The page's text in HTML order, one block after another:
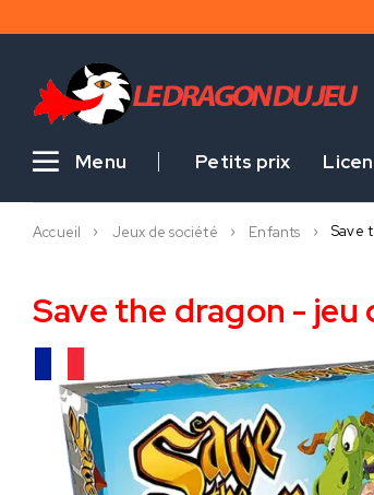
Menu Petits prix
Accueil Jeux de société Enfants Save
Save the dragon - jeu